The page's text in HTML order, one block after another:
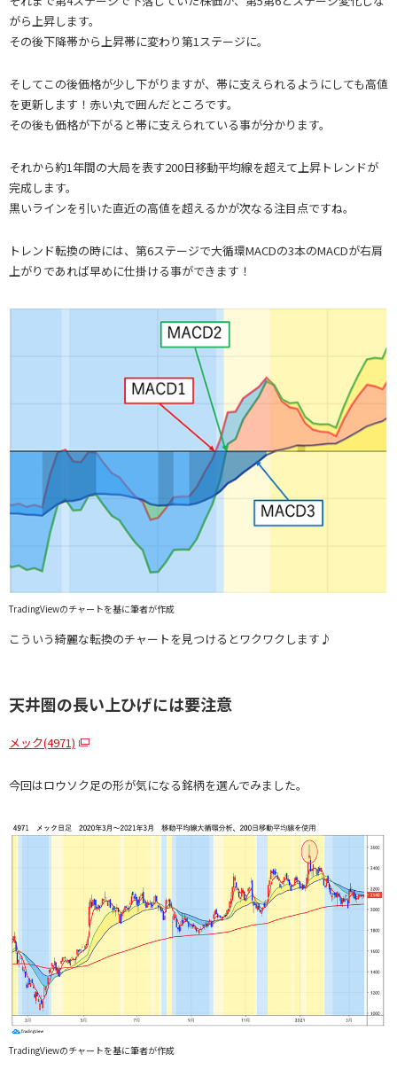
がら上昇します。
その後下降帯から上昇帯に変わり第1ステージに。
そしてこの後価格が少し下がりますが、帯に支えられるようにしても高値
を更新します！赤い丸で囲んだところです。
その後も価格が下がると帯に支えられている事が分かります。
それから約1年間の大局を表す200日移動平均線を超えて上昇トレンドが
完成します。
黒いラインを引いた直近の高値を超えるかが次なる注目点ですね。
トレンド転換の時には、第6ステージで大循環MACDの3本のMACDが右肩
上がりであれば早めに仕掛ける事ができます！
TradingViewのチャートを基に筆者が作成
こういう綺麗な転換のチャートを見つけるとワクワクします♪
天井圏の長い上ひげには要注意
メック(4971)
今回はロウソク足の形が気になる銘柄を選んでみました。
TradingViewのチャートを基に筆者が作成